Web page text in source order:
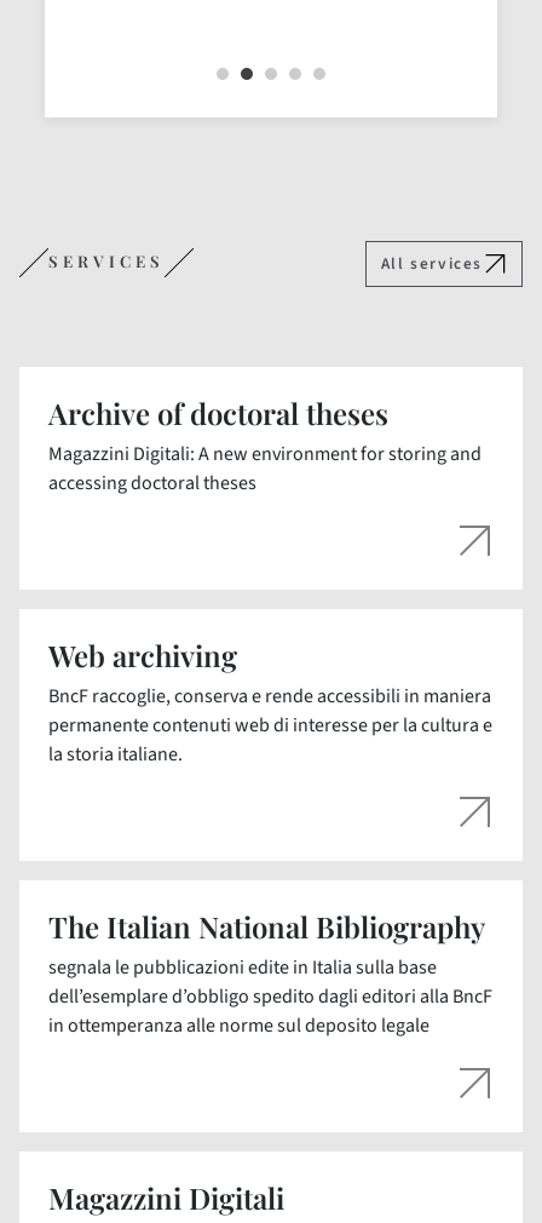
SERVICES All services
Archive of doctoral theses
Magazzini Digitali: A new environment for storing and
accessing doctoral theses
Web archiving
BncF raccoglie, conserva e rende accessibili in maniera
permanente contenuti web di interesse per la cultura e
la storia italiane.
The Italian National Bibliography
segnala le pubblicazioni edite in Italia sulla base
dell’esemplare d’obbligo spedito dagli editori alla BncF
in ottemperanza alle norme sul deposito legale
Magazzini Digitali